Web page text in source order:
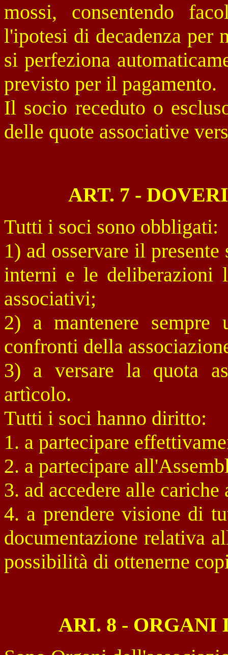
mossi, consentendo
l'ipotesi di decadenza per
si perfeziona
previsto per il pagamento.
Il socio receduto o
delle quote associative
ART. 7 -
Tutti i soci sono obbligati:
1) ad osservare il
interni e le deliberazioni
associativi;
2) a mantenere sempre
confronti della
3) a versare la quota
artìcolo.
Tutti i soci hanno diritto:
1. a partecipare
2. a partecipare
3. ad accedere alle cariche
4. a prendere visione di
documentazione relativa
possibilità di ottenerne
ARI. 8 - ORGANI